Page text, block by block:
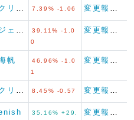
7.39% -1.06
39.11% -1.0
0
帆
46.96% -1.0
1
8.45% -0.57
35.16% +29.